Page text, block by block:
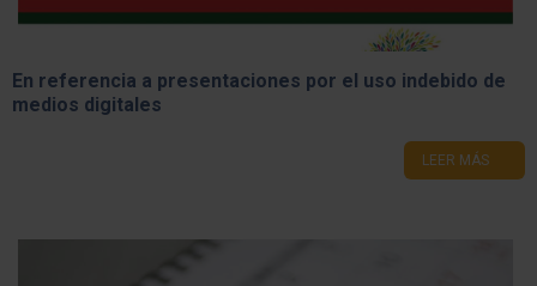
En referencia a presentaciones por el uso indebido de
medios digitales
LEER MÁS